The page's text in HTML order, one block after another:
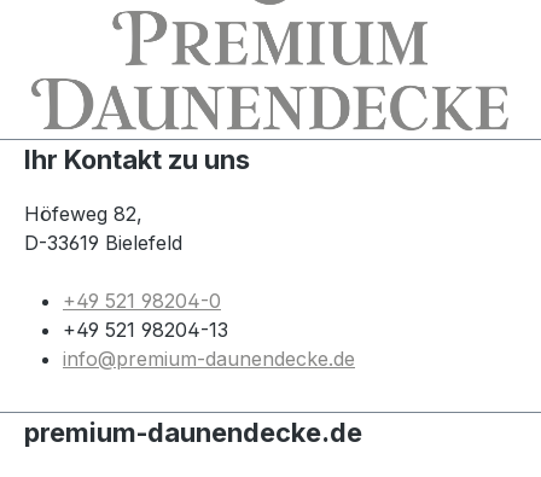
Ihr Kontakt zu uns
Höfeweg 82,
D-33619 Bielefeld
+49 521 98204-0
+49 521 98204-13
info@premium-daunendecke.de
premium-daunendecke.de